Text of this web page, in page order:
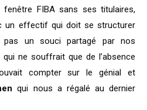
FIBA sans ses titulaires,
un effectif qui doit se structurer
un souci partagé par nos
ne souffrait que de l’absence
compter sur le génial et
qui nous a régalé au dernier